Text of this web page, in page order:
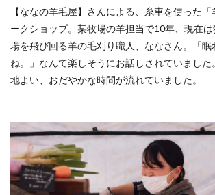
【ななの羊毛屋】さんによる、糸車を使った
ークショップ。某牧場の羊担当で10年、現在
場を飛び回る羊の毛刈り職人、ななさん。「眠
ね。」なんて楽しそうにお話しされていまし
地よい、おだやかな時間が流れていました。